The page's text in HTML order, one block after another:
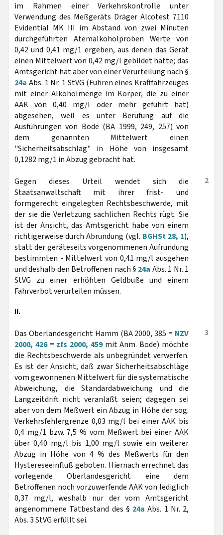
im Rahmen einer Verkehrskontrolle unter
Verwendung des Meßgeräts Dräger Alcotest 7110
Evidential MK III im Abstand von zwei Minuten
durchgeführten Atemalkoholproben Werte von
0,42 und 0,41 mg/1 ergeben, aus denen das Gerät
einen Mittelwert von 0,42 mg/l gebildet hatte; das
Amtsgericht hat aber von einer Verurteilung nach §
24a Abs. 1 Nr. 1 StVG (Führen eines Kraftfahrzeuges
mit einer Alkoholmenge im Körper, die zu einer
AAK von 0,40 mg/l oder mehr geführt hat)
abgesehen, weil es unter Berufung auf die
Ausführungen von Bode (BA 1999, 249, 257) von
dem genannten Mittelwert einen
"Sicherheitsabschlag" in Höhe von insgesamt
0,1282 mg/1 in Abzug gebracht hat.
2
Gegen dieses Urteil wendet sich die
Staatsanwaltschaft mit ihrer frist- und
formgerecht eingelegten Rechtsbeschwerde, mit
der sie die Verletzung sachlichen Rechts rügt. Sie
ist der Ansicht, das Amtsgericht habe von einem
richtigerweise durch Abrundung (vgl. BGHSt 28, 1),
statt der geräteseits vorgenommenen Aufrundung
bestimmten - Mittelwert von 0,41 mg/l ausgehen
und deshalb den Betroffenen nach § 24a Abs. 1 Nr. 1
StVG zu einer erhöhten Geldbuße und einem
Fahrverbot verurteilen müssen.
II.
3
Das Oberlandesgericht Hamm (BA 2000, 385 = NZV
2000, 426= zfs 2000, 459mit Anm. Bode) möchte
die Rechtsbeschwerde als unbegründet verwerfen.
Es ist der Ansicht, daß zwar Sicherheitsabschläge
vom gewonnenen Mittelwert für die systematische
Abweichung, die Standardabweichung und die
Langzeitdrift nicht veranlaßt seien; dagegen sei
aber von dem Meßwert ein Abzug in Höhe der sog.
Verkehrsfehlergrenze 0,03 mg/l bei einer AAK bis
0,4 mg/1 bzw. 7,5 % vom Meßwert bei einer AAK
über 0,40 mg/l bis 1,00 mg/l sowie ein weiterer
Abzug in Höhe von 4 % des Meßwerts für den
Hystereseeinfluß geboten. Hiernach errechnet das
vorlegende Oberlandesgericht eine dem
Betroffenen noch vorzuwerfende AAK von lediglich
0,37 mg/l, weshalb nur der vom Amtsgericht
angenommene Tatbestand des § 24a Abs. 1 Nr. 2,
Abs. 3 StVG erfüllt sei.